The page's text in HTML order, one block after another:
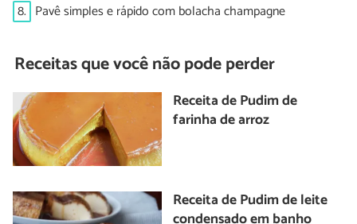
8. Pavê simples e rápido com bolacha champagne
Receitas que você não pode perder
Receita de Pudim de
farinha de arroz
Receita de Pudim de leite